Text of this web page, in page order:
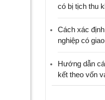
có bị tịch thu
Cách xác
nghiệp có
Hướng dẫn
kết theo vốn